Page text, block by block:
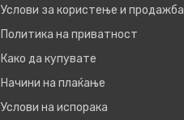
Услови за користење и продажба
Политика на приватност
Како да купувате
Начини на плаќање
Услови на испорака